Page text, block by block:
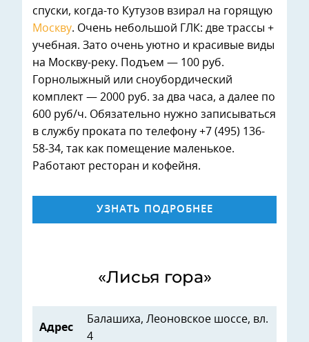
спуски, когда-то Кутузов взирал на горящую
Москву. Очень небольшой ГЛК: две трассы +
учебная. Зато очень уютно и красивые виды
на Москву-реку. Подъем — 100 руб.
Горнолыжный или сноубордический
комплект — 2000 руб. за два часа, а далее по
600 руб/ч. Обязательно нужно записываться
в службу проката по телефону +7 (495) 136-
58-34, так как помещение маленькое.
Работают ресторан и кофейня.
УЗНАТЬ ПОДРОБНЕЕ
«Лисья гора»
Адрес
Балашиха, Леоновское шоссе, вл.
4